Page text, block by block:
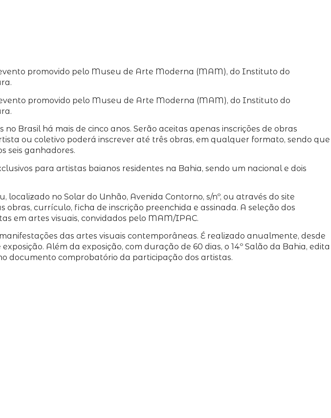
promovido pelo Museu de Arte Moderna (MAM), do Instituto do
evento promovido pelo Museu de Arte Moderna (MAM), do Instituto do
Brasil há mais de cinco anos. Serão aceitas apenas inscrições de obras
ou coletivo poderá inscrever até três obras, em qualquer formato, sendo que
seis ganhadores.
para artistas baianos residentes na Bahia, sendo um nacional e dois
no Solar do Unhão, Avenida Contorno, s/nº, ou através do site
currículo, ficha de inscrição preenchida e assinada. A seleção dos
em artes visuais, convidados pelo MAM/IPAC.
das artes visuais contemporâneas. É realizado anualmente, desde
Além da exposição, com duração de 60 dias, o 14º Salão da Bahia, edita
documento comprobatório da participação dos artistas.